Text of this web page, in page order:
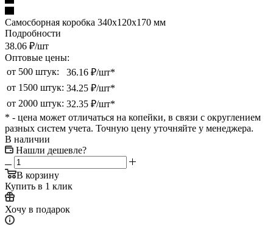
Самосборная коробка 340х120х170 мм
Подробности
38.06 ₽/шт
Оптовые цены:
от 500 штук:
36.16 ₽/шт*
от 1500 штук: 34.25 ₽/шт*
от 2000 штук: 32.35 ₽/шт*
* - цена может отличаться на копейки, в связи с округлением
разных систем учета. Точную цену уточняйте у менеджера.
В наличии
Нашли дешевле?
В корзину
Купить в 1 клик
Хочу в подарок